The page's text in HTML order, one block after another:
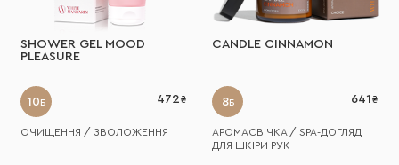
SHOWER GEL MOOD
PLEASURE
10 Б 472
ОЧИЩЕННЯ / ЗВОЛОЖЕННЯ
CANDLE CINNAMON
8Б 641
АРОМАСВІЧКА / SPA-ДОГЛЯД
ДЛЯ ШКІРИ РУК